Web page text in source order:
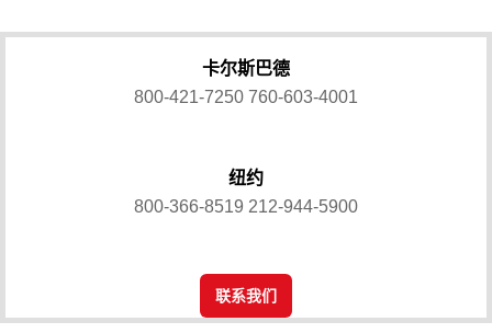
卡尔斯巴德
800-421-7250 760-603-4001
纽约
800-366-8519 212-944-5900
联系我们